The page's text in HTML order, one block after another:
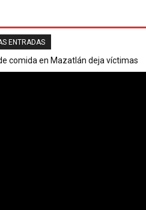
ENTRADAS
comida en Mazatlán deja víctimas
varios heridos.